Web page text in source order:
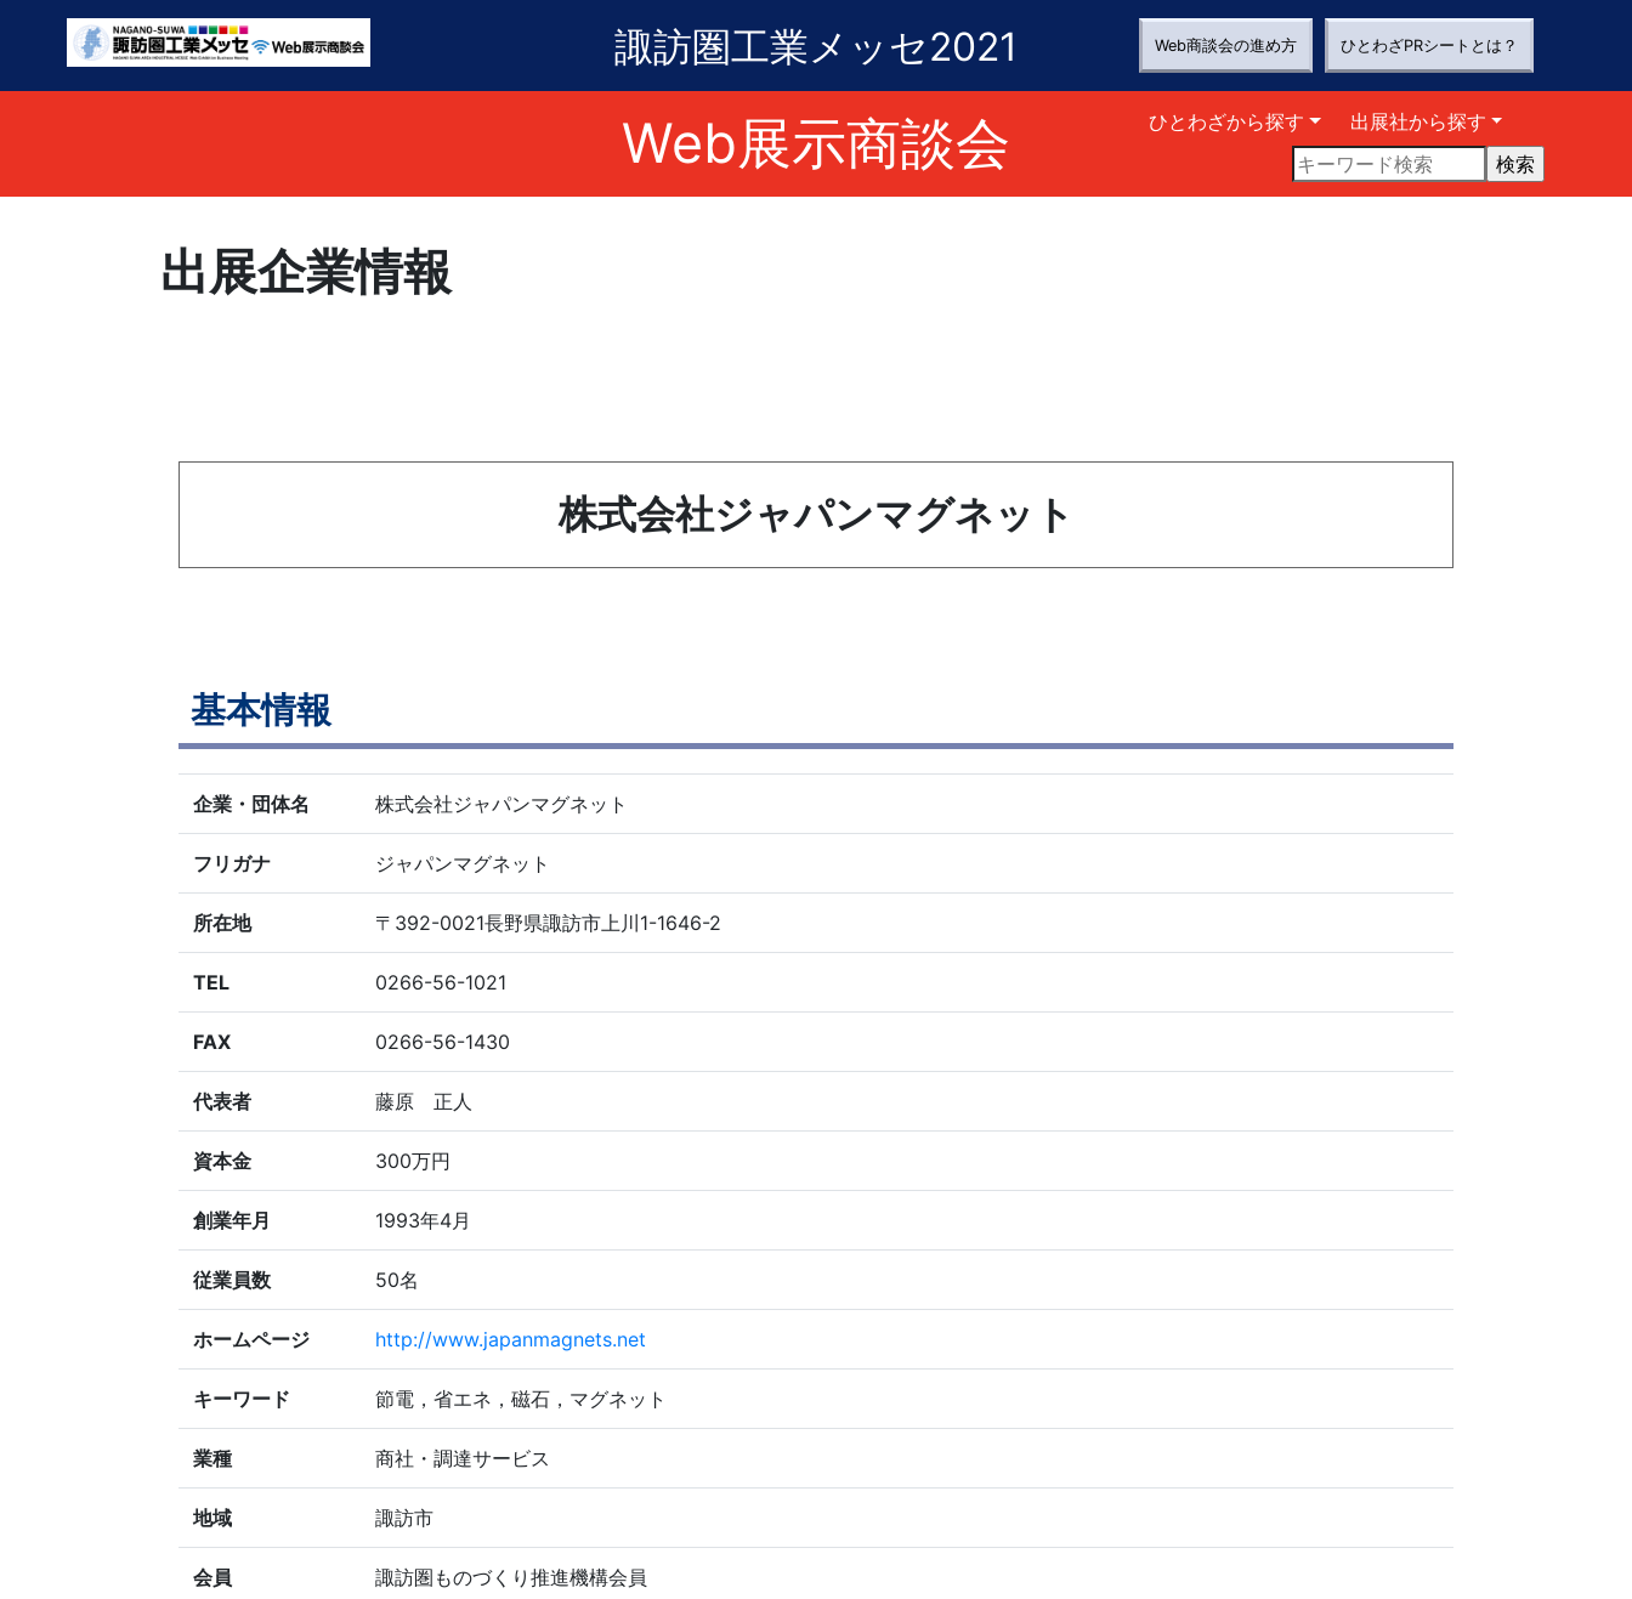
諏訪圏工業メッセ2021 Web商談会の進め方 ひとわざPRシートとは？
Web展示商談会 ひとわざから探す 出展社から探す
出展企業情報
株式会社ジャパンマグネット
基本情報
企業・団体名 株式会社ジャパンマグネット
フリガナ ジャパンマグネット
所在地 〒392-0021長野県諏訪市上川1-1646-2
TEL 0266-56-1021
FAX 0266-56-1430
代表者 藤原 正人
資本金 300万円
創業年月 1993年4月
従業員数 50名
ホームページ http://www.japanmagnets.net
キーワード 節電，省エネ，磁石，マグネット
業種 商社・調達サービス
地域 諏訪市
会員 諏訪圏ものづくり推進機構会員